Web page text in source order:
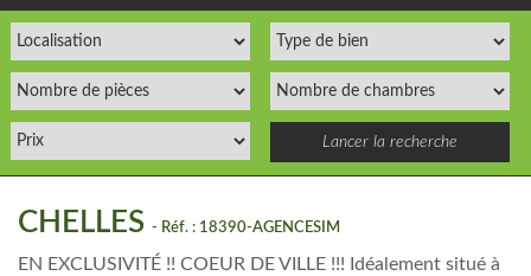
CONFIEZ-NOUSVOTRE
RECHERCHE
ESTIMATIONGRATUITE
NOS BIENSVENDUS
CHELLES - Réf. : 18390-AGENCESIM
EN EXCLUSIVITÉ !! COEUR DE VILLE !!! Idéalement situé à